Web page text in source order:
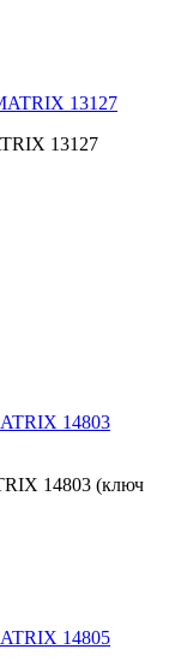
13127
14803 (ключ